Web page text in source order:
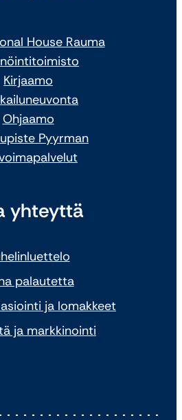
House Rauma
Kirjaamo
Ohjaamo
Pyyrman
yhteyttä
palautetta
ja lomakkeet
ja markkinointi